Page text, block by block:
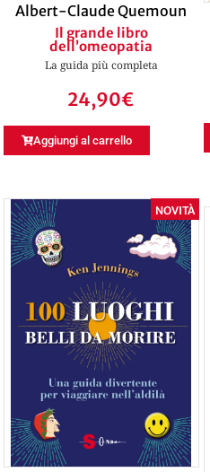
Albert-Claude Quemoun
Il grande libro
dell’omeopatia
La guida più completa
24,90€
Aggiungi al carrello
NOVITÀ